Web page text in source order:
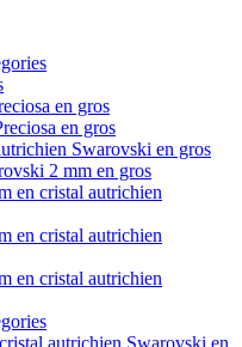
en gros
en gros
Swarovski en gros
2 mm en gros
en cristal autrichien
en cristal autrichien
en cristal autrichien
autrichien Swarovski en